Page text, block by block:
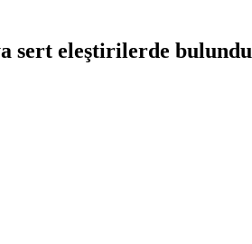
sert eleştirilerde bulundu